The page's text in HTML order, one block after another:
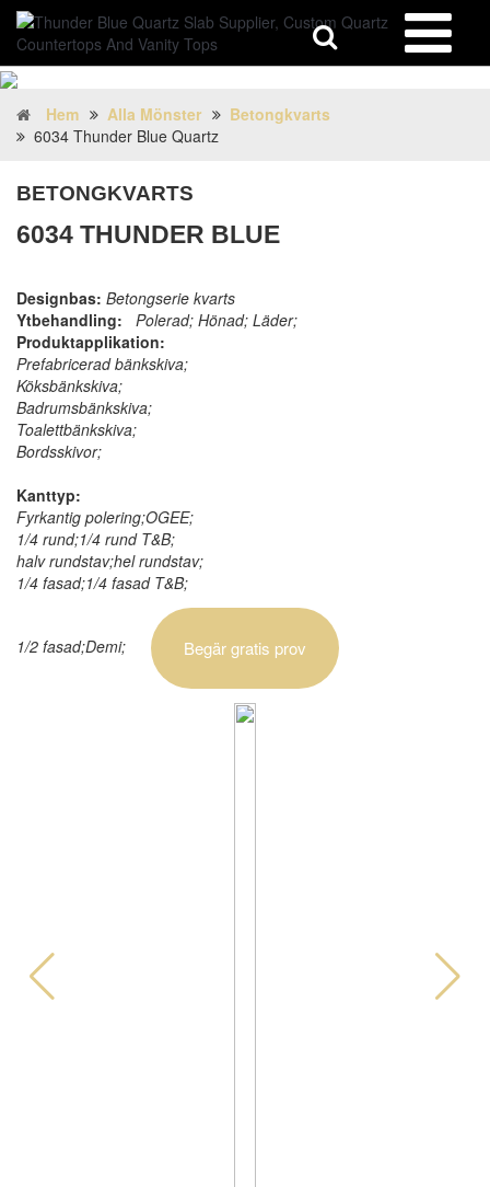
Hem Alla Mönster
Betongkvarts
6034 Thunder Blue Quartz
BETONGKVARTS
6034 THUNDER BLUE
Designbas: Betongserie kvarts
Ytbehandling:
Polerad; Hönad; Läder;
Produktapplikation:
Prefabricerad bänkskiva;
Köksbänkskiva;
Badrumsbänkskiva;
Toalettbänkskiva;
Bordsskivor;
Kanttyp:
Fyrkantig polering;OGEE;
1/4 rund;1/4 rund T&B;
halv rundstav;hel rundstav;
1/4 fasad;1/4 fasad T&B;
1/2 fasad;Demi; Begär gratis prov